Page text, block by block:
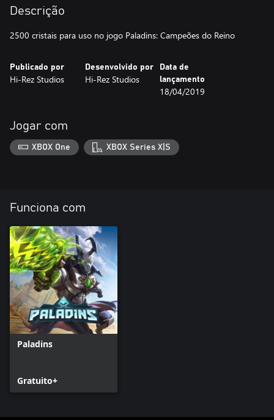
Descrição
2500 cristais para uso no jogo Paladins: Campeões do Reino
Publicado por
Hi-Rez Studios
Desenvolvido por
Hi-Rez Studios
Data de
lançamento
18/04/2019
Jogar com
XBOX One XBOX Series X|S
Funciona com
Paladins
Gratuito+